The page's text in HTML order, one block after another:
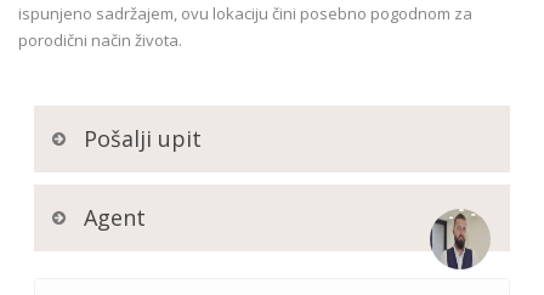
ispunjeno sadržajem, ovu lokaciju čini posebno pogodnom za
porodični način života.
Agent
Pošalji upit